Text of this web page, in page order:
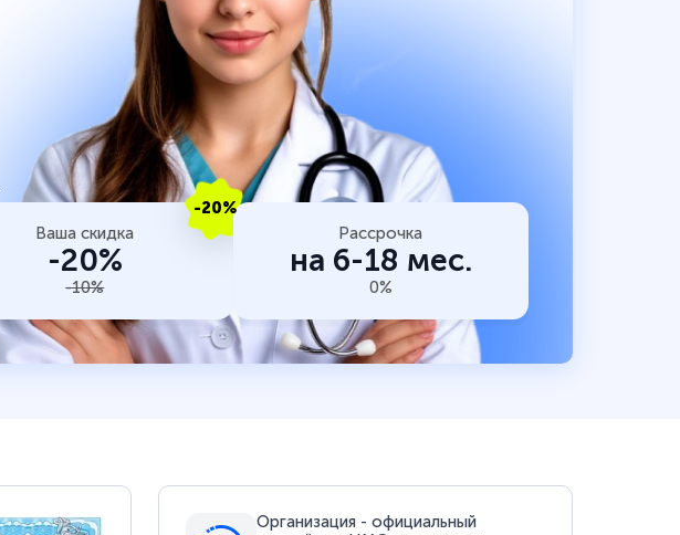
-20%
Ваша скидка
-20%
-10%
Рассрочка
на 6-18 мес.
0%
Организация - официальный